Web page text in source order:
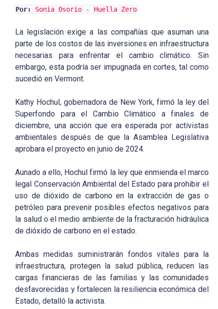
Por: Sonia Osorio - Huella Zero
La legislación exige a las compañías que asuman una
parte de los costos de las inversiones en infraestructura
necesarias para enfrentar el cambio climático. Sin
embargo, esta podría ser impugnada en cortes, tal como
sucedió en Vermont.
Kathy Hochul, gobernadora de New York, firmó la ley del
Superfondo para el Cambio Climático a finales de
diciembre, una acción que era esperada por activistas
ambientales después de que la Asamblea Legislativa
aprobara el proyecto en junio de 2024.
Aunado a ello, Hochul firmó la ley que enmienda el marco
legal Conservación Ambiental del Estado para prohibir el
uso de dióxido de carbono en la extracción de gas o
petróleo para prevenir posibles efectos negativos para
la salud o el medio ambiente de la fracturación hidráulica
de dióxido de carbono en el estado.
Ambas medidas suministrarán fondos vitales para la
infraestructura, protegen la salud pública, reducen las
cargas financieras de las familias y las comunidades
desfavorecidas y fortalecen la resiliencia económica del
Estado, detalló la activista.